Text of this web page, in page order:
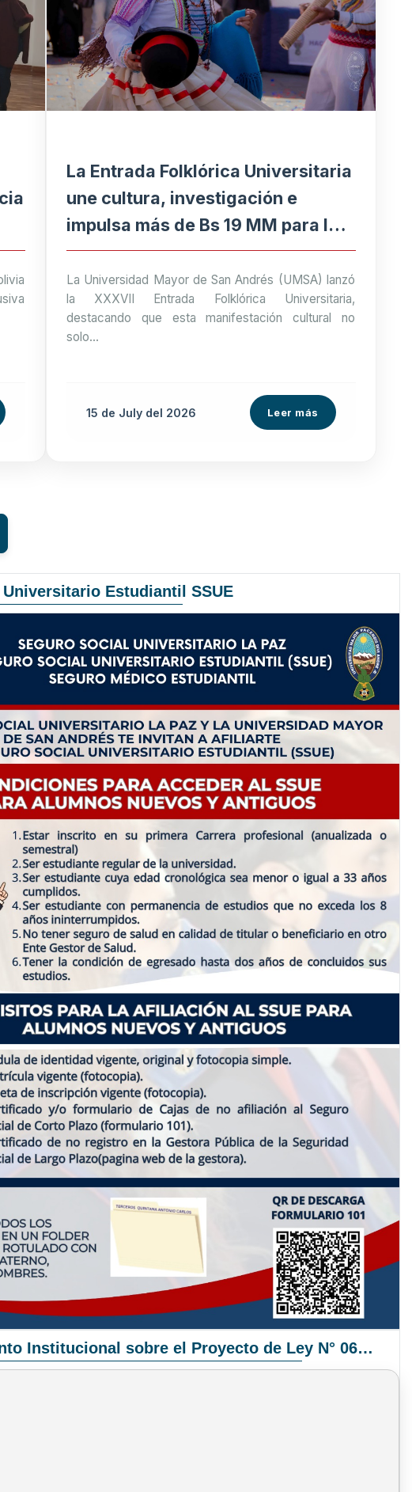
La Entrada Folklórica Universitaria
une cultura, investigación e
impulsa más de Bs 19 MM para la
economía paceña
La Universidad Mayor de San Andrés (UMSA) lanzó
la XXXVII Entrada Folklórica Universitaria,
destacando que esta manifestación cultural no
solo...
15 de Julydel 2026 Leer más
Estudiantil SSUE
Pronunciamiento Institucional sobre el Proyecto de Ley N° 068/2025-2026 C.S.